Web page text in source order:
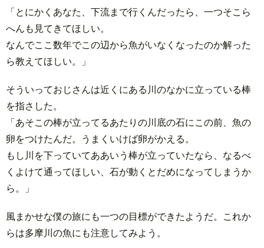
「とにかくあなた、下流まで行くんだったら、一つそこら
へんも見てきてほしい。
なんでここ数年でこの辺から魚がいなくなったのか解った
ら教えてほしい。」
そういっておじさんは近くにある川のなかに立っている棒
を指さした。
「あそこの棒が立ってるあたりの川底の石にこの前、魚の
卵をつけたんだ。うまくいけば卵がかえる。
もし川を下っていてああいう棒が立っていたなら、なるべ
くよけて通ってほしい、石が動くとだめになってしまうか
ら。」
風まかせな僕の旅にも一つの目標ができたようだ。これか
らは多摩川の魚にも注意してみよう。